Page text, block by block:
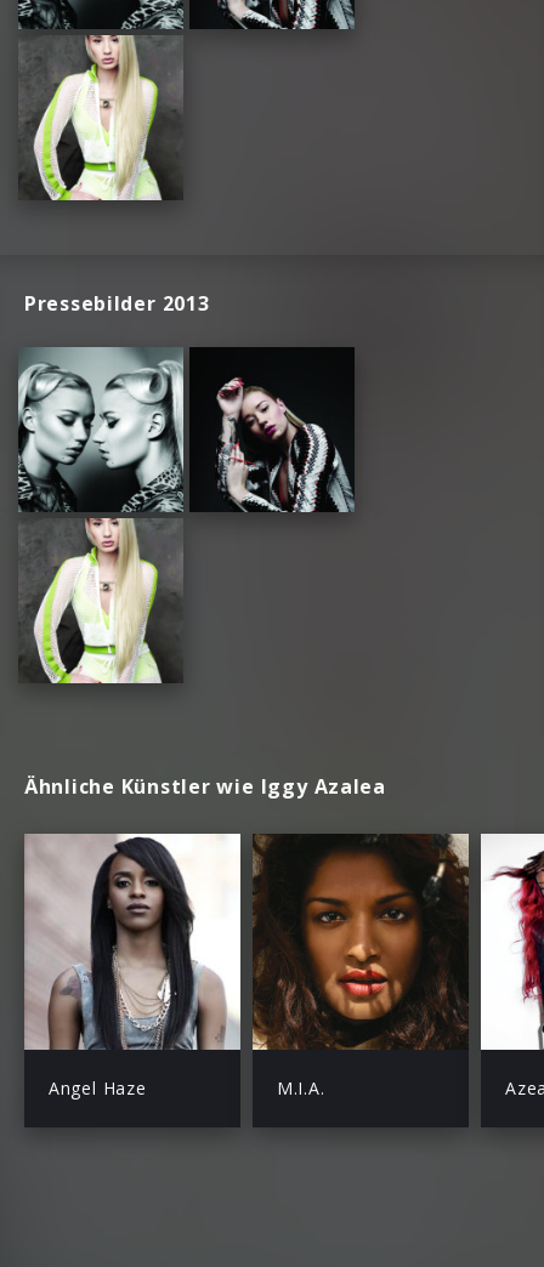
Pressebilder 2013
Ähnliche Künstler wie Iggy Azalea
Angel Haze M.I.A.